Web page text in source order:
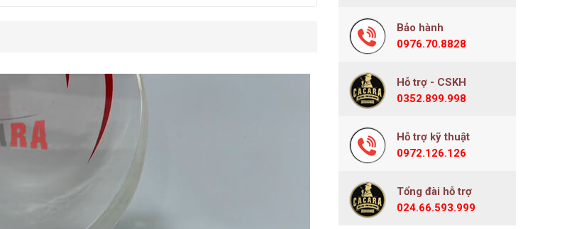
Bảo hành
0976.70.8828
Hỗ trợ - CSKH
0352.899.998
Hỗ trợ kỹ thuật
0972.126.126
Tổng đài hỗ trợ
024.66.593.999